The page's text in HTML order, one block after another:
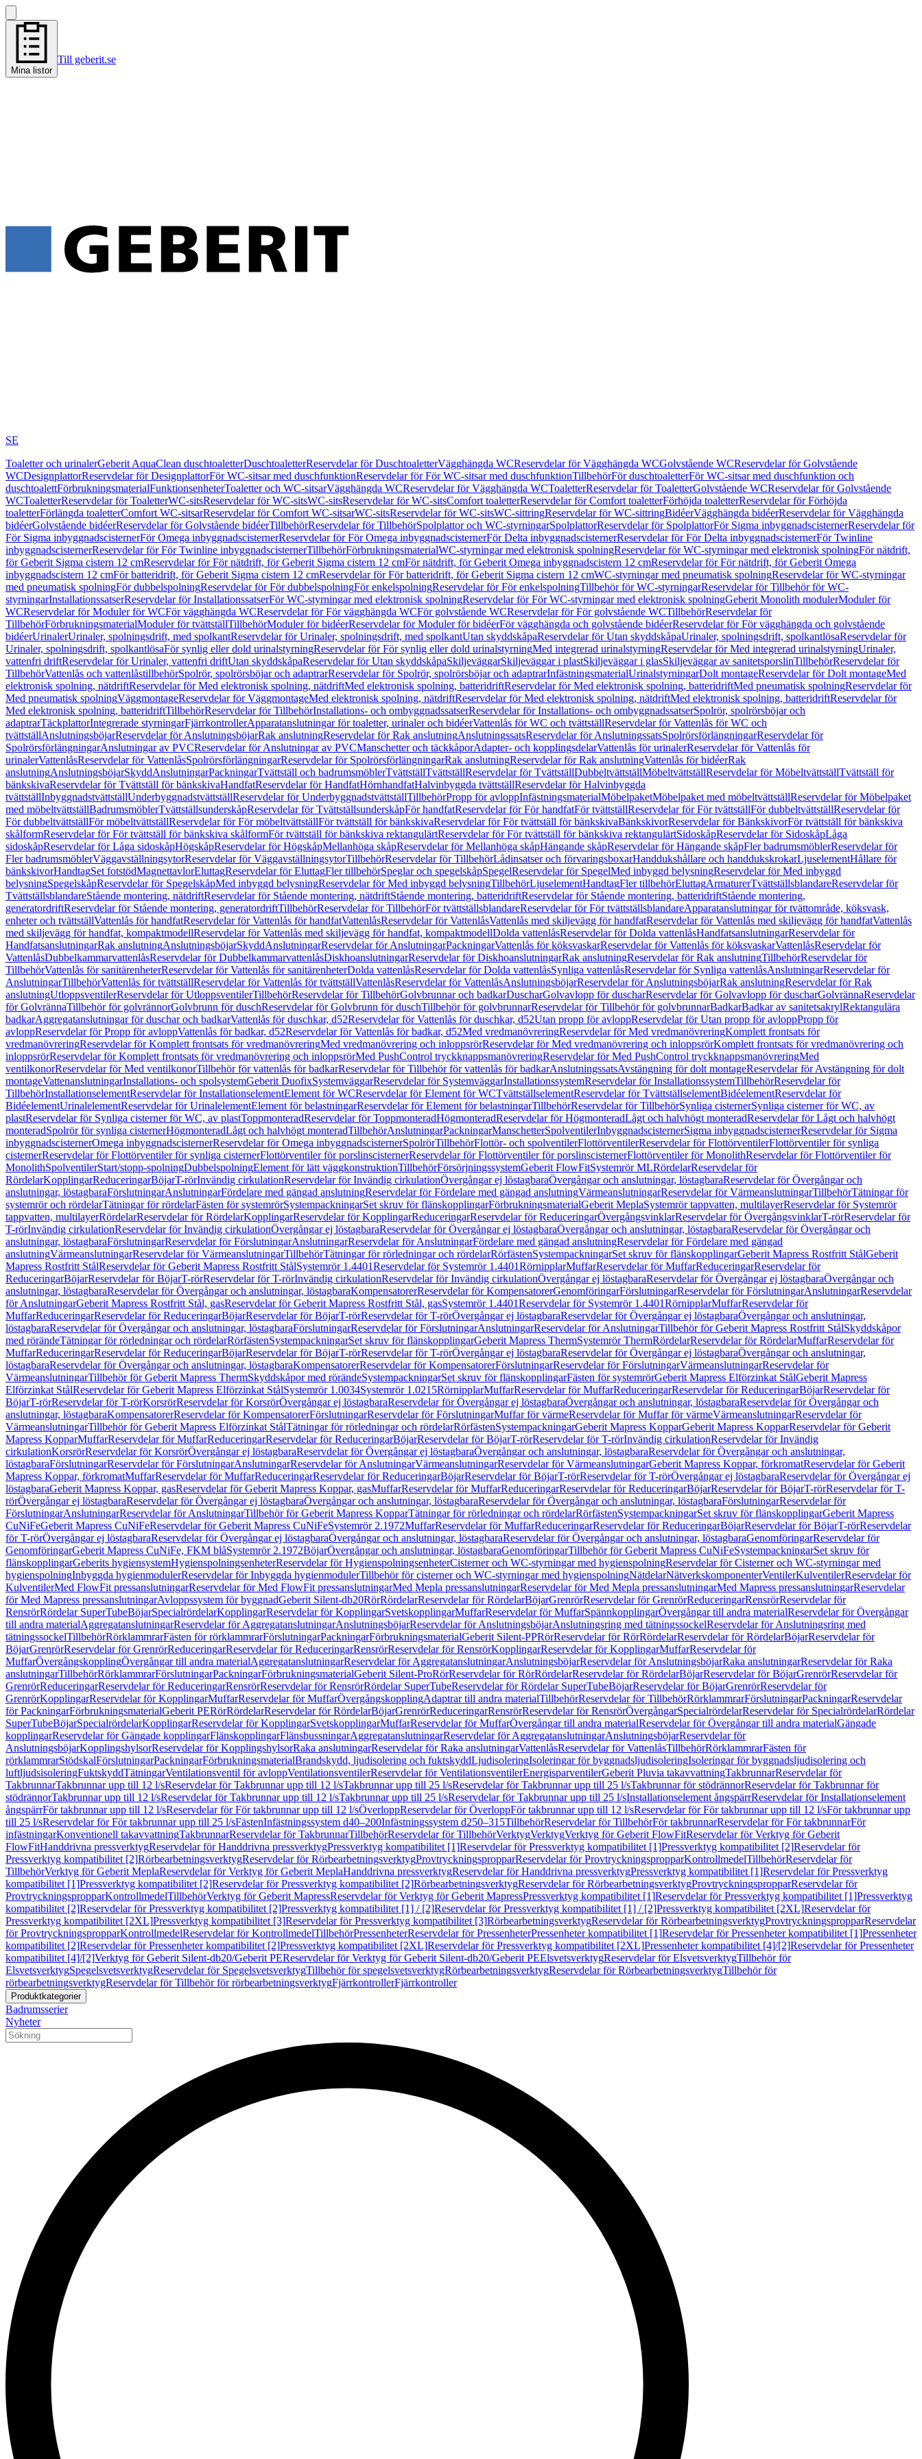
Mina listor
Till geberit.se
SE
Toaletter och urinalerGeberit AquaClean duschtoaletterDuschtoaletterReservdelar för DuschtoaletterVägghängda WCReservdelar för Vägghängda WCGolvstående WCReservdelar för Golvstående
WCDesignplattorReservdelar för DesignplattorFör WC-sitsar med duschfunktionReservdelar för För WC-sitsar med duschfunktionTillbehörFör duschtoaletterFör WC-sitsar med duschfunktion och
duschtoalettFörbrukningsmaterialFunktionsenheterToaletter och WC-sitsarVägghängda WCReservdelar för Vägghängda WCToaletterReservdelar för ToaletterGolvstående WCReservdelar för Golvstående
WCToaletterReservdelar för ToaletterWC-sitsReservdelar för WC-sitsWC-sitsReservdelar för WC-sitsComfort toaletterReservdelar för Comfort toaletterFörhöjda toaletterReservdelar för Förhöjda
toaletterFörlängda toaletterComfort WC-sitsarReservdelar för Comfort WC-sitsarWC-sitsReservdelar för WC-sitsWC-sittringReservdelar för WC-sittringBidéerVägghängda bidéerReservdelar för Vägghängda
bidéerGolvstående bidéerReservdelar för Golvstående bidéerTillbehörReservdelar för TillbehörSpolplattor och WC-styrningarSpolplattorReservdelar för SpolplattorFör Sigma inbyggnadscisternerReservdelar för
För Sigma inbyggnadscisternerFör Omega inbyggnadscisternerReservdelar för För Omega inbyggnadscisternerFör Delta inbyggnadscisternerReservdelar för För Delta inbyggnadscisternerFör Twinline
inbyggnadscisternerReservdelar för För Twinline inbyggnadscisternerTillbehörFörbrukningsmaterialWC-styrningar med elektronisk spolningReservdelar för WC-styrningar med elektronisk spolningFör nätdrift,
för Geberit Sigma cistern 12 cmReservdelar för För nätdrift, för Geberit Sigma cistern 12 cmFör nätdrift, för Geberit Omega inbyggnadscistern 12 cmReservdelar för För nätdrift, för Geberit Omega
inbyggnadscistern 12 cmFör batteridrift, för Geberit Sigma cistern 12 cmReservdelar för För batteridrift, för Geberit Sigma cistern 12 cmWC-styrningar med pneumatisk spolningReservdelar för WC-styrningar
med pneumatisk spolningFör dubbelspolningReservdelar för För dubbelspolningFör enkelspolningReservdelar för För enkelspolningTillbehör för WC-styrningarReservdelar för Tillbehör för WC-
styrningarInstallationssatserReservdelar för InstallationssatserFör WC-styrningar med elektronisk spolningReservdelar för För WC-styrningar med elektronisk spolningGeberit Monolith modulerModuler för
WCReservdelar för Moduler för WCFör vägghängda WCReservdelar för För vägghängda WCFör golvstående WCReservdelar för För golvstående WCTillbehörReservdelar för
TillbehörFörbrukningsmaterialModuler för tvättställTillbehörModuler för bidéerReservdelar för Moduler för bidéerFör vägghängda och golvstående bidéerReservdelar för För vägghängda och golvstående
bidéerUrinalerUrinaler, spolningsdrift, med spolkantReservdelar för Urinaler, spolningsdrift, med spolkantUtan skyddskåpaReservdelar för Utan skyddskåpaUrinaler, spolningsdrift, spolkantlösaReservdelar för
Urinaler, spolningsdrift, spolkantlösaFör synlig eller dold urinalstyrningReservdelar för För synlig eller dold urinalstyrningMed integrerad urinalstyrningReservdelar för Med integrerad urinalstyrningUrinaler,
vattenfri driftReservdelar för Urinaler, vattenfri driftUtan skyddskåpaReservdelar för Utan skyddskåpaSkiljeväggarSkiljeväggar i plastSkiljeväggar i glasSkiljeväggar av sanitetsporslinTillbehörReservdelar för
TillbehörVattenlås och vattenlåstillbehörSpolrör, spolrörsböjar och adaptrarReservdelar för Spolrör, spolrörsböjar och adaptrarInfästningsmaterialUrinalstyrningarDolt montageReservdelar för Dolt montageMed
elektronisk spolning, nätdriftReservdelar för Med elektronisk spolning, nätdriftMed elektronisk spolning, batteridriftReservdelar för Med elektronisk spolning, batteridriftMed pneumatisk spolningReservdelar för
Med pneumatisk spolningVäggmontageReservdelar för VäggmontageMed elektronisk spolning, nätdriftReservdelar för Med elektronisk spolning, nätdriftMed elektronisk spolning, batteridriftReservdelar för
Med elektronisk spolning, batteridriftTillbehörReservdelar för TillbehörInstallations- och ombyggnadssatserReservdelar för Installations- och ombyggnadssatserSpolrör, spolrörsböjar och
adaptrarTäckplattorIntegrerade styrningarFjärrkontrollerApparatanslutningar för toaletter, urinaler och bidéerVattenlås för WC och tvättställReservdelar för Vattenlås för WC och
tvättställAnslutningsböjarReservdelar för AnslutningsböjarRak anslutningReservdelar för Rak anslutningAnslutningssatsReservdelar för AnslutningssatsSpolrörsförlängningarReservdelar för
SpolrörsförlängningarAnslutningar av PVCReservdelar för Anslutningar av PVCManschetter och täckkåporAdapter- och kopplingsdelarVattenlås för urinalerReservdelar för Vattenlås för
urinalerVattenlåsReservdelar för VattenlåsSpolrörsförlängningarReservdelar för SpolrörsförlängningarRak anslutningReservdelar för Rak anslutningVattenlås för bidéerRak
anslutningAnslutningsböjarSkyddAnslutningarPackningarTvättställ och badrumsmöblerTvättställTvättställReservdelar för TvättställDubbeltvättställMöbeltvättställReservdelar för MöbeltvättställTvättställ för
bänkskivaReservdelar för Tvättställ för bänkskivaHandfatReservdelar för HandfatHörnhandfatHalvinbyggda tvättställReservdelar för Halvinbyggda
tvättställInbyggnadstvättställUnderbyggnadstvättställReservdelar för UnderbyggnadstvättställTillbehörPropp för avloppInfästningsmaterialMöbelpaketMöbelpaket med möbeltvättställReservdelar för Möbelpaket
med möbeltvättställBadrumsmöblerTvättställsunderskåpReservdelar för TvättställsunderskåpFör handfatReservdelar för För handfatFör tvättställReservdelar för För tvättställFör dubbeltvättställReservdelar för
För dubbeltvättställFör möbeltvättställReservdelar för För möbeltvättställFör tvättställ för bänkskivaReservdelar för För tvättställ för bänkskivaBänkskivorReservdelar för BänkskivorFör tvättställ för bänkskiva
skålformReservdelar för För tvättställ för bänkskiva skålformFör tvättställ för bänkskiva rektangulärtReservdelar för För tvättställ för bänkskiva rektangulärtSidoskåpReservdelar för SidoskåpLåga
sidoskåpReservdelar för Låga sidoskåpHögskåpReservdelar för HögskåpMellanhöga skåpReservdelar för Mellanhöga skåpHängande skåpReservdelar för Hängande skåpFler badrumsmöblerReservdelar för
Fler badrumsmöblerVäggavställningsytorReservdelar för VäggavställningsytorTillbehörReservdelar för TillbehörLådinsatser och förvaringsboxarHanddukshållare och handdukskrokarLjuselementHållare för
bänkskivorHandtagSet fotstödMagnettavlorEluttagReservdelar för EluttagFler tillbehörSpeglar och spegelskåpSpegelReservdelar för SpegelMed inbyggd belysningReservdelar för Med inbyggd
belysningSpegelskåpReservdelar för SpegelskåpMed inbyggd belysningReservdelar för Med inbyggd belysningTillbehörLjuselementHandtagFler tillbehörEluttagArmaturerTvättställsblandareReservdelar för
TvättställsblandareStående montering, nätdriftReservdelar för Stående montering, nätdriftStående montering, batteridriftReservdelar för Stående montering, batteridriftStående montering,
generatordriftReservdelar för Stående montering, generatordriftTillbehörReservdelar för TillbehörFör tvättställsblandareReservdelar för För tvättställsblandareApparatanslutningar för tvättområde, köksvask,
enheter och tvättställVattenlås för handfatReservdelar för Vattenlås för handfatVattenlåsReservdelar för VattenlåsVattenlås med skiljevägg för handfatReservdelar för Vattenlås med skiljevägg för handfatVattenlås
med skiljevägg för handfat, kompaktmodellReservdelar för Vattenlås med skiljevägg för handfat, kompaktmodellDolda vattenlåsReservdelar för Dolda vattenlåsHandfatsanslutningarReservdelar för
HandfatsanslutningarRak anslutningAnslutningsböjarSkyddAnslutningarReservdelar för AnslutningarPackningarVattenlås för köksvaskarReservdelar för Vattenlås för köksvaskarVattenlåsReservdelar för
VattenlåsDubbelkammarvattenlåsReservdelar för DubbelkammarvattenlåsDiskhoanslutningarReservdelar för DiskhoanslutningarRak anslutningReservdelar för Rak anslutningTillbehörReservdelar för
TillbehörVattenlås för sanitärenheterReservdelar för Vattenlås för sanitärenheterDolda vattenlåsReservdelar för Dolda vattenlåsSynliga vattenlåsReservdelar för Synliga vattenlåsAnslutningarReservdelar för
AnslutningarTillbehörVattenlås för tvättställReservdelar för Vattenlås för tvättställVattenlåsReservdelar för VattenlåsAnslutningsböjarReservdelar för AnslutningsböjarRak anslutningReservdelar för Rak
anslutningUtloppsventilerReservdelar för UtloppsventilerTillbehörReservdelar för TillbehörGolvbrunnar och badkarDuscharGolvavlopp för duscharReservdelar för Golvavlopp för duscharGolvrännaReservdelar
för GolvrännaTillbehör för golvrännorGolvbrunn för duschReservdelar för Golvbrunn för duschTillbehör för golvbrunnarReservdelar för Tillbehör för golvbrunnarBadkarBadkar av sanitetsakrylRektangulära
badkarAggregatanslutningar för duschar och badkarVattenlås för duschkar, d52Reservdelar för Vattenlås för duschkar, d52Utan propp för avloppReservdelar för Utan propp för avloppPropp för
avloppReservdelar för Propp för avloppVattenlås för badkar, d52Reservdelar för Vattenlås för badkar, d52Med vredmanövreringReservdelar för Med vredmanövreringKomplett frontsats för
vredmanövreringReservdelar för Komplett frontsats för vredmanövreringMed vredmanövrering och inloppsrörReservdelar för Med vredmanövrering och inloppsrörKomplett frontsats för vredmanövrering och
inloppsrörReservdelar för Komplett frontsats för vredmanövrering och inloppsrörMed PushControl tryckknappsmanövreringReservdelar för Med PushControl tryckknappsmanövreringMed
ventilkonorReservdelar för Med ventilkonorTillbehör för vattenlås för badkarReservdelar för Tillbehör för vattenlås för badkarAnslutningssatsAvstängning för dolt montageReservdelar för Avstängning för dolt
montageVattenanslutningarInstallations- och spolsystemGeberit DuofixSystemväggarReservdelar för SystemväggarInstallationssystemReservdelar för InstallationssystemTillbehörReservdelar för
TillbehörInstallationselementReservdelar för InstallationselementElement för WCReservdelar för Element för WCTvättställselementReservdelar för TvättställselementBidéelementReservdelar för
BidéelementUrinalelementReservdelar för UrinalelementElement för belastningarReservdelar för Element för belastningarTillbehörReservdelar för TillbehörSynliga cisternerSynliga cisterner för WC, av
plastReservdelar för Synliga cisterner för WC, av plastToppmonteradReservdelar för ToppmonteradHögmonteradReservdelar för HögmonteradLågt och halvhögt monteradReservdelar för Lågt och halvhögt
monteradSpolrör för synliga cisternerHögmonteradLågt och halvhögt monteradTillbehörAnslutningarPackningarManschetterSpolventilerInbyggnadscisternerSigma inbyggnadscisternerReservdelar för Sigma
inbyggnadscisternerOmega inbyggnadscisternerReservdelar för Omega inbyggnadscisternerSpolrörTillbehörFlottör- och spolventilerFlottörventilerReservdelar för FlottörventilerFlottörventiler för synliga
cisternerReservdelar för Flottörventiler för synliga cisternerFlottörventiler för porslinscisternerReservdelar för Flottörventiler för porslinscisternerFlottörventiler för MonolithReservdelar för Flottörventiler för
MonolithSpolventilerStart/stopp-spolningDubbelspolningElement för lätt väggkonstruktionTillbehörFörsörjningssystemGeberit FlowFitSystemrör MLRördelarReservdelar för
RördelarKopplingarReduceringarBöjarT-rörInvändig cirkulationReservdelar för Invändig cirkulationÖvergångar ej löstagbaraÖvergångar och anslutningar, löstagbaraReservdelar för Övergångar och
anslutningar, löstagbaraFörslutningarAnslutningarFördelare med gängad anslutningReservdelar för Fördelare med gängad anslutningVärmeanslutningarReservdelar för VärmeanslutningarTillbehörTätningar för
systemrör och rördelarTätningar för rördelarFästen för systemrörSystempackningarSet skruv för flänskopplingarFörbrukningsmaterialGeberit MeplaSystemrör tappvatten, multilayerReservdelar för Systemrör
tappvatten, multilayerRördelarReservdelar för RördelarKopplingarReservdelar för KopplingarReduceringarReservdelar för ReduceringarÖvergångsvinklarReservdelar för ÖvergångsvinklarT-rörReservdelar för
T-rörInvändig cirkulationReservdelar för Invändig cirkulationÖvergångar ej löstagbaraReservdelar för Övergångar ej löstagbaraÖvergångar och anslutningar, löstagbaraReservdelar för Övergångar och
anslutningar, löstagbaraFörslutningarReservdelar för FörslutningarAnslutningarReservdelar för AnslutningarFördelare med gängad anslutningReservdelar för Fördelare med gängad
anslutningVärmeanslutningarReservdelar för VärmeanslutningarTillbehörTätningar för rörledningar och rördelarRörfästenSystempackningarSet skruv för flänskopplingarGeberit Mapress Rostfritt StålGeberit
Mapress Rostfritt StålReservdelar för Geberit Mapress Rostfritt StålSystemrör 1.4401Reservdelar för Systemrör 1.4401RörnipplarMuffarReservdelar för MuffarReduceringarReservdelar för
ReduceringarBöjarReservdelar för BöjarT-rörReservdelar för T-rörInvändig cirkulationReservdelar för Invändig cirkulationÖvergångar ej löstagbaraReservdelar för Övergångar ej löstagbaraÖvergångar och
anslutningar, löstagbaraReservdelar för Övergångar och anslutningar, löstagbaraKompensatorerReservdelar för KompensatorerGenomföringarFörslutningarReservdelar för FörslutningarAnslutningarReservdelar
för AnslutningarGeberit Mapress Rostfritt Stål, gasReservdelar för Geberit Mapress Rostfritt Stål, gasSystemrör 1.4401Reservdelar för Systemrör 1.4401RörnipplarMuffarReservdelar för
MuffarReduceringarReservdelar för ReduceringarBöjarReservdelar för BöjarT-rörReservdelar för T-rörÖvergångar ej löstagbaraReservdelar för Övergångar ej löstagbaraÖvergångar och anslutningar,
löstagbaraReservdelar för Övergångar och anslutningar, löstagbaraFörslutningarReservdelar för FörslutningarAnslutningarReservdelar för AnslutningarTillbehör för Geberit Mapress Rostfritt StålSkyddskåpor
med rörändeTätningar för rörledningar och rördelarRörfästenSystempackningarSet skruv för flänskopplingarGeberit Mapress ThermSystemrör ThermRördelarReservdelar för RördelarMuffarReservdelar för
MuffarReduceringarReservdelar för ReduceringarBöjarReservdelar för BöjarT-rörReservdelar för T-rörÖvergångar ej löstagbaraReservdelar för Övergångar ej löstagbaraÖvergångar och anslutningar,
löstagbaraReservdelar för Övergångar och anslutningar, löstagbaraKompensatorerReservdelar för KompensatorerFörslutningarReservdelar för FörslutningarVärmeanslutningarReservdelar för
VärmeanslutningarTillbehör för Geberit Mapress ThermSkyddskåpor med rörändeSystempackningarSet skruv för flänskopplingarFästen för systemrörGeberit Mapress Elförzinkat StålGeberit Mapress
Elförzinkat StålReservdelar för Geberit Mapress Elförzinkat StålSystemrör 1.0034Systemrör 1.0215RörnipplarMuffarReservdelar för MuffarReduceringarReservdelar för ReduceringarBöjarReservdelar för
BöjarT-rörReservdelar för T-rörKorsrörReservdelar för KorsrörÖvergångar ej löstagbaraReservdelar för Övergångar ej löstagbaraÖvergångar och anslutningar, löstagbaraReservdelar för Övergångar och
anslutningar, löstagbaraKompensatorerReservdelar för KompensatorerFörslutningarReservdelar för FörslutningarMuffar för värmeReservdelar för Muffar för värmeVärmeanslutningarReservdelar för
VärmeanslutningarTillbehör för Geberit Mapress Elförzinkat StålTätningar för rörledningar och rördelarRörfästenSystempackningarGeberit Mapress KopparGeberit Mapress KopparReservdelar för Geberit
Mapress KopparMuffarReservdelar för MuffarReduceringarReservdelar för ReduceringarBöjarReservdelar för BöjarT-rörReservdelar för T-rörInvändig cirkulationReservdelar för Invändig
cirkulationKorsrörReservdelar för KorsrörÖvergångar ej löstagbaraReservdelar för Övergångar ej löstagbaraÖvergångar och anslutningar, löstagbaraReservdelar för Övergångar och anslutningar,
löstagbaraFörslutningarReservdelar för FörslutningarAnslutningarReservdelar för AnslutningarVärmeanslutningarReservdelar för VärmeanslutningarGeberit Mapress Koppar, förkromatReservdelar för Geberit
Mapress Koppar, förkromatMuffarReservdelar för MuffarReduceringarReservdelar för ReduceringarBöjarReservdelar för BöjarT-rörReservdelar för T-rörÖvergångar ej löstagbaraReservdelar för Övergångar ej
löstagbaraGeberit Mapress Koppar, gasReservdelar för Geberit Mapress Koppar, gasMuffarReservdelar för MuffarReduceringarReservdelar för ReduceringarBöjarReservdelar för BöjarT-rörReservdelar för T-
rörÖvergångar ej löstagbaraReservdelar för Övergångar ej löstagbaraÖvergångar och anslutningar, löstagbaraReservdelar för Övergångar och anslutningar, löstagbaraFörslutningarReservdelar för
FörslutningarAnslutningarReservdelar för AnslutningarTillbehör för Geberit Mapress KopparTätningar för rörledningar och rördelarRörfästenSystempackningarSet skruv för flänskopplingarGeberit Mapress
CuNiFeGeberit Mapress CuNiFeReservdelar för Geberit Mapress CuNiFeSystemrör 2.1972MuffarReservdelar för MuffarReduceringarReservdelar för ReduceringarBöjarReservdelar för BöjarT-rörReservdelar
för T-rörÖvergångar ej löstagbaraReservdelar för Övergångar ej löstagbaraÖvergångar och anslutningar, löstagbaraReservdelar för Övergångar och anslutningar, löstagbaraGenomföringarReservdelar för
GenomföringarGeberit Mapress CuNiFe, FKM blåSystemrör 2.1972BöjarÖvergångar och anslutningar, löstagbaraGenomföringarTillbehör för Geberit Mapress CuNiFeSystempackningarSet skruv för
flänskopplingarGeberits hygiensystemHygienspolningsenheterReservdelar för HygienspolningsenheterCisterner och WC-styrningar med hygienspolningReservdelar för Cisterner och WC-styrningar med
hygienspolningInbyggda hygienmodulerReservdelar för Inbyggda hygienmodulerTillbehör för cisterner och WC-styrningar med hygienspolningNätdelarNätverkskomponenterVentilerKulventilerReservdelar för
KulventilerMed FlowFit pressanslutningarReservdelar för Med FlowFit pressanslutningarMed Mepla pressanslutningarReservdelar för Med Mepla pressanslutningarMed Mapress pressanslutningarReservdelar
för Med Mapress pressanslutningarAvloppssystem för byggnadGeberit Silent-db20RörRördelarReservdelar för RördelarBöjarGrenrörReservdelar för GrenrörReduceringarRensrörReservdelar för
RensrörRördelar SuperTubeBöjarSpecialrördelarKopplingarReservdelar för KopplingarSvetskopplingarMuffarReservdelar för MuffarSpännkopplingarÖvergångar till andra materialReservdelar för Övergångar
till andra materialAggregatanslutningarReservdelar för AggregatanslutningarAnslutningsböjarReservdelar för AnslutningsböjarAnslutningsring med tätningssockelReservdelar för Anslutningsring med
tätningssockelTillbehörRörklammrarFästen för rörklammrarFörslutningarPackningarFörbrukningsmaterialGeberit Silent-PPRörReservdelar för RörRördelarReservdelar för RördelarBöjarReservdelar för
BöjarGrenrörReservdelar för GrenrörReduceringarReservdelar för ReduceringarRensrörReservdelar för RensrörKopplingarReservdelar för KopplingarMuffarReservdelar för
MuffarÖvergångskopplingÖvergångar till andra materialAggregatanslutningarReservdelar för AggregatanslutningarAnslutningsböjarReservdelar för AnslutningsböjarRaka anslutningarReservdelar för Raka
anslutningarTillbehörRörklammrarFörslutningarPackningarFörbrukningsmaterialGeberit Silent-ProRörReservdelar för RörRördelarReservdelar för RördelarBöjarReservdelar för BöjarGrenrörReservdelar för
GrenrörReduceringarReservdelar för ReduceringarRensrörReservdelar för RensrörRördelar SuperTubeReservdelar för Rördelar SuperTubeBöjarReservdelar för BöjarGrenrörReservdelar för
GrenrörKopplingarReservdelar för KopplingarMuffarReservdelar för MuffarÖvergångskopplingAdaptrar till andra materialTillbehörReservdelar för TillbehörRörklammrarFörslutningarPackningarReservdelar
för PackningarFörbrukningsmaterialGeberit PERörRördelarReservdelar för RördelarBöjarGrenrörReduceringarRensrörReservdelar för RensrörÖvergångarSpecialrördelarReservdelar för SpecialrördelarRördelar
SuperTubeBöjarSpecialrördelarKopplingarReservdelar för KopplingarSvetskopplingarMuffarReservdelar för MuffarÖvergångar till andra materialReservdelar för Övergångar till andra materialGängade
kopplingarReservdelar för Gängade kopplingarFlänskopplingarFlänsbussningarAggregatanslutningarReservdelar för AggregatanslutningarAnslutningsböjarReservdelar för
AnslutningsböjarKopplingshylsorReservdelar för KopplingshylsorRaka anslutningarReservdelar för Raka anslutningarVattenlåsReservdelar för VattenlåsTillbehörRörklammrarFästen för
rörklammrarStödskalFörslutningarPackningarFörbrukningsmaterialBrandskydd, ljudisolering och fuktskyddLjudisoleringIsoleringar för byggnadsljudisoleringIsoleringar för byggnadsljudisolering och
luftljudsisoleringFuktskyddTätningarVentilationsventil för avloppVentilationsventilerReservdelar för VentilationsventilerEnergisparventilerGeberit Pluvia takavvattningTakbrunnarReservdelar för
TakbrunnarTakbrunnar upp till 12 l/sReservdelar för Takbrunnar upp till 12 l/sTakbrunnar upp till 25 l/sReservdelar för Takbrunnar upp till 25 l/sTakbrunnar för stödrännorReservdelar för Takbrunnar för
stödrännorTakbrunnar upp till 12 l/sReservdelar för Takbrunnar upp till 12 l/sTakbrunnar upp till 25 l/sReservdelar för Takbrunnar upp till 25 l/sInstallationselement ångspärrReservdelar för Installationselement
ångspärrFör takbrunnar upp till 12 l/sReservdelar för För takbrunnar upp till 12 l/sÖverloppReservdelar för ÖverloppFör takbrunnar upp till 12 l/sReservdelar för För takbrunnar upp till 12 l/sFör takbrunnar upp
till 25 l/sReservdelar för För takbrunnar upp till 25 l/sFästenInfästningssystem d40–200Infästningssystem d250–315TillbehörReservdelar för TillbehörFör takbrunnarReservdelar för För takbrunnarFör
infästningarKonventionell takavvattningTakbrunnarReservdelar för TakbrunnarTillbehörReservdelar för TillbehörVerktygVerktygVerktyg för Geberit FlowFitReservdelar för Verktyg för Geberit
FlowFitHanddrivna pressverktygReservdelar för Handdrivna pressverktygPressverktyg kompatibilitet [1]Reservdelar för Pressverktyg kompatibilitet [1]Pressverktyg kompatibilitet [2]Reservdelar för
Pressverktyg kompatibilitet [2]RörbearbetningsverktygReservdelar för RörbearbetningsverktygProvtryckningspropparReservdelar för ProvtryckningspropparKontrollmedelTillbehörReservdelar för
TillbehörVerktyg för Geberit MeplaReservdelar för Verktyg för Geberit MeplaHanddrivna pressverktygReservdelar för Handdrivna pressverktygPressverktyg kompatibilitet [1]Reservdelar för Pressverktyg
kompatibilitet [1]Pressverktyg kompatibilitet [2]Reservdelar för Pressverktyg kompatibilitet [2]RörbearbetningsverktygReservdelar för RörbearbetningsverktygProvtryckningspropparReservdelar för
ProvtryckningspropparKontrollmedelTillbehörVerktyg för Geberit MapressReservdelar för Verktyg för Geberit MapressPressverktyg kompatibilitet [1]Reservdelar för Pressverktyg kompatibilitet [1]Pressverktyg
kompatibilitet [2]Reservdelar för Pressverktyg kompatibilitet [2]Pressverktyg kompatibilitet [1] / [2]Reservdelar för Pressverktyg kompatibilitet [1] / [2]Pressverktyg kompatibilitet [2XL]Reservdelar för
Pressverktyg kompatibilitet [2XL]Pressverktyg kompatibilitet [3]Reservdelar för Pressverktyg kompatibilitet [3]RörbearbetningsverktygReservdelar för RörbearbetningsverktygProvtryckningspropparReservdelar
för ProvtryckningspropparKontrollmedelReservdelar för KontrollmedelTillbehörPressenheterReservdelar för PressenheterPressenheter kompatibilitet [1]Reservdelar för Pressenheter kompatibilitet [1]Pressenheter
kompatibilitet [2]Reservdelar för Pressenheter kompatibilitet [2]Pressverktyg kompatibilitet [2XL]Reservdelar för Pressverktyg kompatibilitet [2XL]Pressenheter kompatibilitet [4]/[2]Reservdelar för Pressenheter
kompatibilitet [4]/[2]Verktyg för Geberit Silent-db20/Geberit PEReservdelar för Verktyg för Geberit Silent-db20/Geberit PEElsvetsverktygReservdelar för ElsvetsverktygTillbehör för
ElsvetsverktygSpegelsvetsverktygReservdelar för SpegelsvetsverktygTillbehör för spegelsvetsverktygRörbearbetningsverktygReservdelar för RörbearbetningsverktygTillbehör för
rörbearbetningsverktygReservdelar för Tillbehör för rörbearbetningsverktygFjärrkontrollerFjärrkontroller
Produktkategorier
Badrumsserier
Nyheter